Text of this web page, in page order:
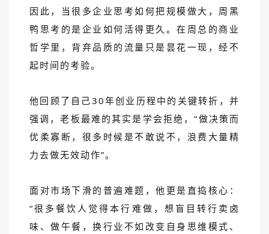
因此，当很多企业思考如何把规模做大，周黑
鸭思考的是企业如何活得更久。在周总的商业
哲学里，背弃品质的流量只是昙花一现，经不
起时间的考验。
他回顾了自己30年创业历程中的关键转折，并
强调，老板最难的其实是学会拒绝，“做决策而
优柔寡断，很多时候是不敢说不，浪费大量精
力去做无效动作”。
面对市场下滑的普遍难题，他更是直捣核心：
“很多餐饮人觉得本行难做，想盲目转行卖卤
味、做午餐，换行业不如改变自身思维模式、